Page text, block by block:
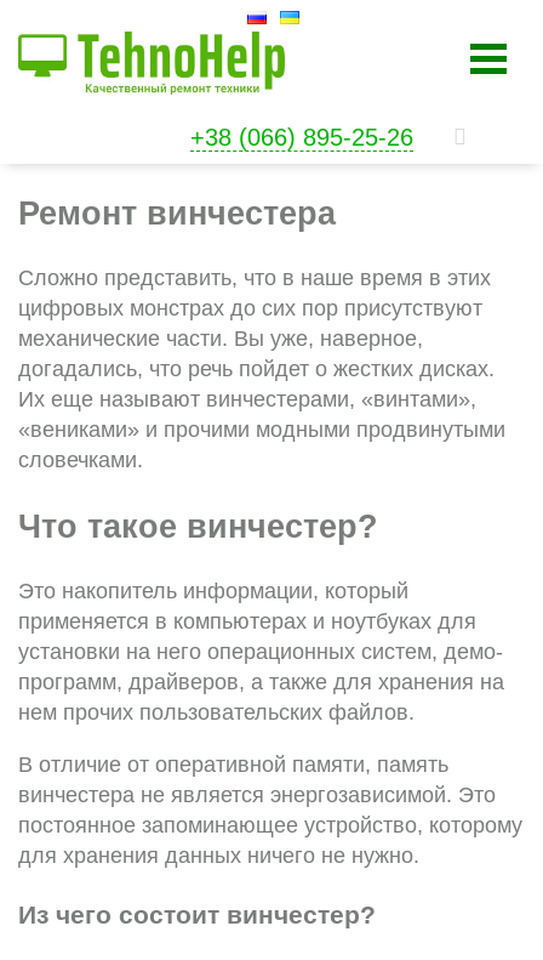
+38 (066) 895-25-26
Ремонт винчестера
Сложно представить, что в наше время в этих
цифровых монстрах до сих пор присутствуют
механические части. Вы уже, наверное,
догадались, что речь пойдет о жестких дисках.
Их еще называют винчестерами, «винтами»,
«вениками» и прочими модными продвинутыми
словечками.
Что такое винчестер?
Это накопитель информации, который
применяется в компьютерах и ноутбуках для
установки на него операционных систем, демо-
программ, драйверов, а также для хранения на
нем прочих пользовательских файлов.
В отличие от оперативной памяти, память
винчестера не является энергозависимой. Это
постоянное запоминающее устройство, которому
для хранения данных ничего не нужно.
Из чего состоит винчестер?